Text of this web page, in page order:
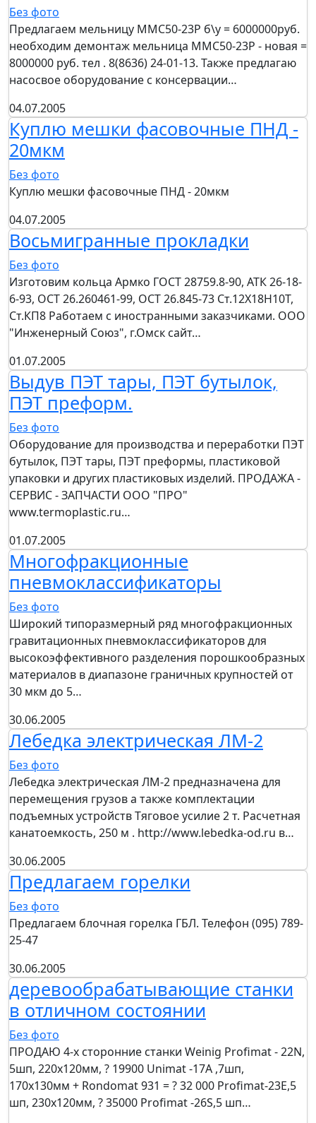
Без фото
Предлагаем мельницу ММС50-23Р б\у = 6000000руб.
необходим демонтаж мельница ММС50-23Р - новая =
8000000 руб. тел . 8(8636) 24-01-13. Также предлагаю
насосвое оборудование с консервации…
04.07.2005
Куплю мешки фасовочные ПНД -
20мкм
Без фото
Куплю мешки фасовочные ПНД - 20мкм
04.07.2005
Восьмигранные прокладки
Без фото
Изготовим кольца Армко ГОСТ 28759.8-90, АТК 26-18-
6-93, ОСТ 26.260461-99, ОСТ 26.845-73 Ст.12Х18Н10Т,
Ст.КП8 Работаем с иностранными заказчиками. ООО
"Инженерный Союз", г.Омск сайт…
01.07.2005
Выдув ПЭТ тары, ПЭТ бутылок,
ПЭТ преформ.
Без фото
Оборудование для производства и переработки ПЭТ
бутылок, ПЭТ тары, ПЭТ преформы, пластиковой
упаковки и других пластиковых изделий. ПРОДАЖА -
СЕРВИС - ЗАПЧАСТИ OOO "ПРО"
www.termoplastic.ru…
01.07.2005
Многофракционные
пневмоклассификаторы
Без фото
Широкий типоразмерный ряд многофракционных
гравитационных пневмоклассификаторов для
высокоэффективного разделения порошкообразных
материалов в диапазоне граничных крупностей от
30 мкм до 5…
30.06.2005
Лебедка электрическая ЛМ-2
Без фото
Лебедка электрическая ЛМ-2 предназначена для
перемещения грузов а также комплектации
подъемных устройств Тяговое усилие 2 т. Расчетная
канатоемкость, 250 м . http://www.lebedka-od.ru в…
30.06.2005
Предлагаем горелки
Без фото
Предлагаем блочная горелка ГБЛ. Телефон (095) 789-
25-47
30.06.2005
деревообрабатывающие станки
в отличном состоянии
Без фото
ПРОДАЮ 4-х сторонние станки Weinig Profimat - 22N,
5шп, 220х120мм, ? 19900 Unimat -17A ,7шп,
170х130мм + Rondomat 931 = ? 32 000 Profimat-23Е,5
шп, 230х120мм, ? 35000 Profimat -26S,5 шп…